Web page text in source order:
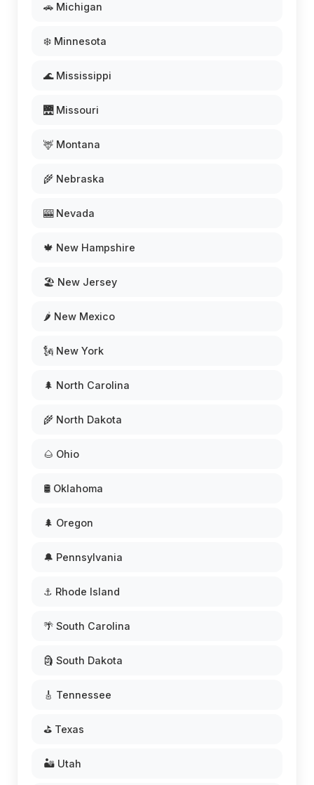
🚗 Michigan
❄️ Minnesota
🌊 Mississippi
🌉 Missouri
🦌 Montana
🌾 Nebraska
🎰 Nevada
🍁 New Hampshire
🏖️ New Jersey
🌶️ New Mexico
🗽 New York
🌲 North Carolina
🌾 North Dakota
🌰 Ohio
🛢️ Oklahoma
🌲 Oregon
🔔 Pennsylvania
⚓ Rhode Island
🌴 South Carolina
🗿 South Dakota
🎸 Tennessee
⛳ Texas
🏜️ Utah